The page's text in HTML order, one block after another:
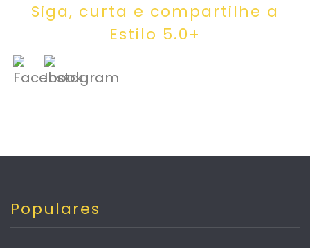
Siga, curta e compartilhe a
Estilo 5.0+
Populares